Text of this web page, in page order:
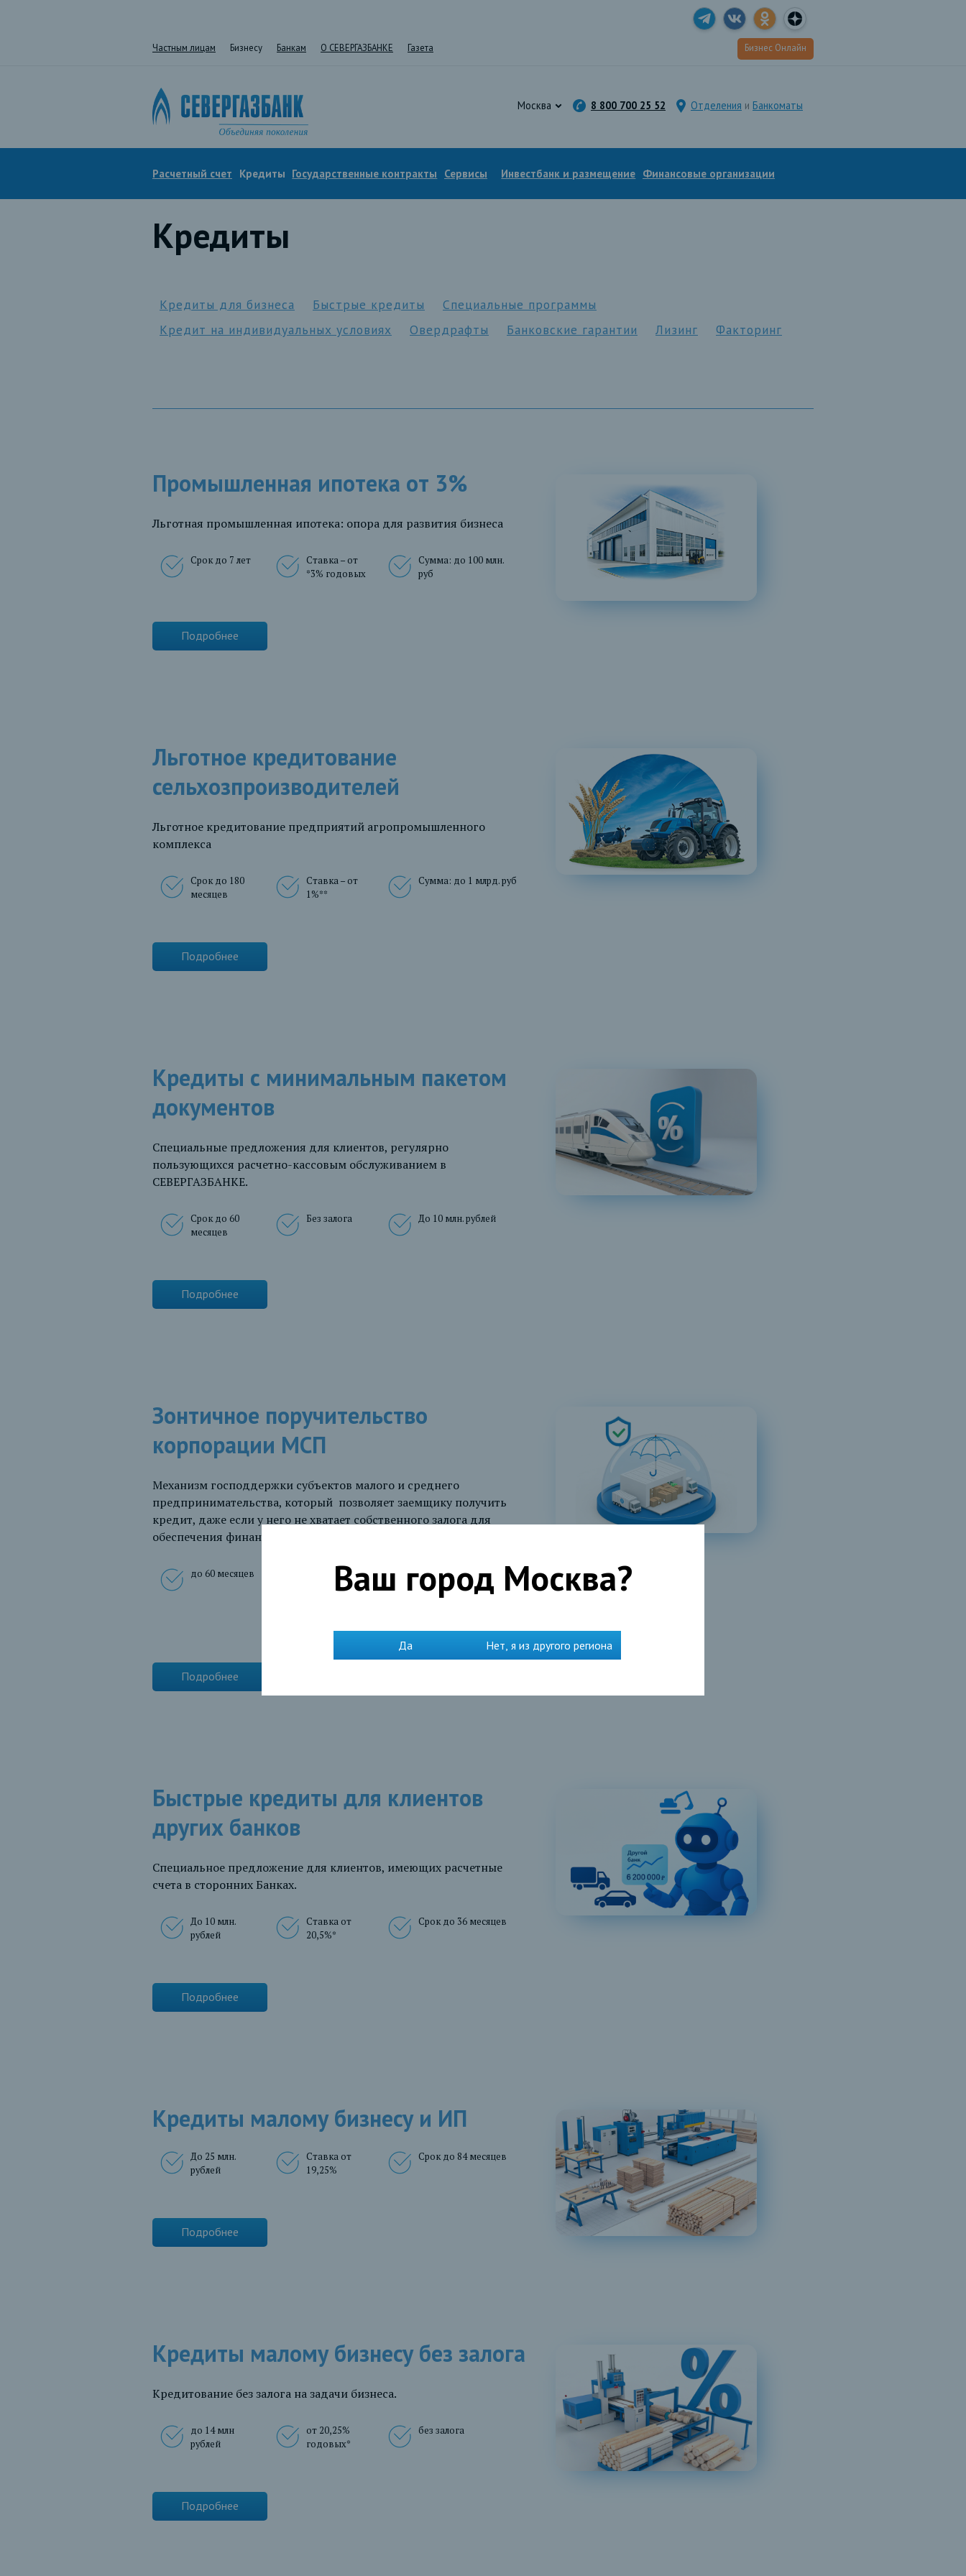
Частным лицам Бизнесу Банкам О СЕВЕРГАЗБАНКЕ Газета Бизнес Онлайн
Москва 8 800 700 25 52 Отделения и Банкоматы
Расчетный счет Кредиты Государственные контракты Сервисы Инвестбанк и размещение Финансовые организации
Кредиты
Кредиты для бизнеса Быстрые кредиты
Специальные программы
Кредит на индивидуальных условиях
Овердрафты Банковские гарантии Лизинг Факторинг
Промышленная ипотека от 3%
Льготная промышленная ипотека: опора для развития бизнеса
Срок до 7 лет
Ставка – от
*3% годовых
Сумма: до 100 млн.
руб
Подробнее
Льготное кредитование
сельхозпроизводителей
Льготное кредитование предприятий агропромышленного
комплекса
Срок до 180
месяцев
Ставка – от
1%**
Сумма: до 1 млрд. руб
Подробнее
Кредиты с минимальным пакетом
документов
Специальные предложения для клиентов, регулярно
пользующихся расчетно-кассовым обслуживанием в
СЕВЕРГАЗБАНКЕ.
Срок до 60
месяцев
Без залога До 10 млн. рублей
Подробнее
Зонтичное поручительство
корпорации МСП
Механизм господдержки субъектов малого и среднего
предпринимательства, который позволяет заемщику получить
кредит, даже если у него не хватает собственного залога для
обеспечения финансирования.
до 60 месяцев
до 20 млн.
до 50% от суммы
основного долга
поручительство
Подробнее
Быстрые кредиты для клиентов
других банков
Специальное предложение для клиентов, имеющих расчетные
счета в сторонних Банках.
До 10 млн.
рублей
Ставка от
20,5%*
Срок до 36 месяцев
Подробнее
Кредиты малому бизнесу и ИП
До 25 млн.
рублей
Ставка от
19,25%
Срок до 84 месяцев
Подробнее
Кредиты малому бизнесу без залога
Кредитование без залога на задачи бизнеса.
до 14 млн
рублей
от 20,25%
годовых*
без залога
Подробнее
Ваш город Москва?
Да Нет, я из другого региона